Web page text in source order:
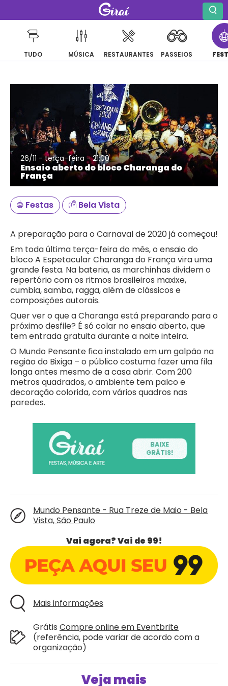
para
conteúdo
TUDO MÚSICA RESTAURANTES PASSEIOS
26/11 - terça-feira - 21:00
Ensaio aberto do bloco Charanga do
França
Festas Bela Vista
A preparação para o Carnaval de 2020 já começou!
Em toda última terça-feira do mês, o ensaio do
bloco A Espetacular Charanga do França vira uma
grande festa. Na bateria, as marchinhas dividem o
repertório com os ritmos brasileiros maxixe,
cumbia, samba, ragga, além de clássicos e
composições autorais.
Quer ver o que a Charanga está preparando para o
próximo desfile? É só colar no ensaio aberto, que
tem entrada gratuita durante a noite inteira.
O Mundo Pensante fica instalado em um galpão na
região do Bixiga – o público costuma fazer uma fila
longa antes mesmo de a casa abrir. Com 200
metros quadrados, o ambiente tem palco e
decoração colorida, com vários quadros nas
paredes.
Mundo Pensante - Rua Treze de Maio - Bela
Vista, São Paulo
Vai agora? Vai de 99!
Mais informações
Grátis Compre online em Eventbrite
(referência, pode variar de acordo com a
organização)
Veja mais